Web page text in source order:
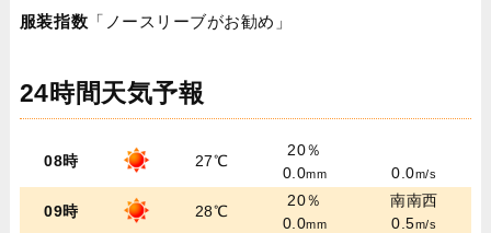
服装指数 「ノースリーブがお勧め」
24時間天気予報
08時 27℃
20％
0.0mm 0.0m/s
09時 28℃
20％
0.0mm
南南西
0.5m/s